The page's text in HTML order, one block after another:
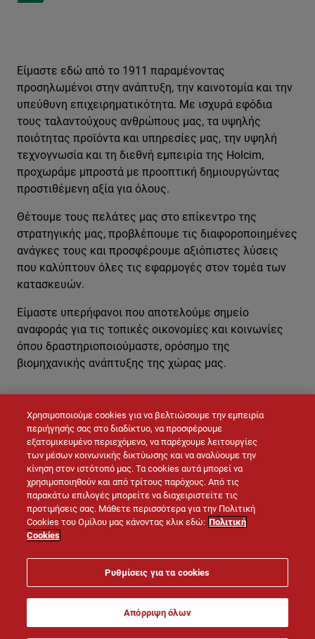
ΕΠΙΚΟΙΝΩΝΉΣΤΕ ΜΑΖΊ ΜΑΣ
Είμαστε εδώ από το 1911 παραμένοντας
προσηλωμένοι στην ανάπτυξη, την καινοτομία και την
υπεύθυνη επιχειρηματικότητα. Με ισχυρά εφόδια
τους ταλαντούχους ανθρώπους μας, τα υψηλής
ποιότητας προϊόντα και υπηρεσίες μας, την υψηλή
τεχνογνωσία και τη διεθνή εμπειρία της Holcim,
προχωράμε μπροστά με προοπτική δημιουργώντας
προστιθέμενη αξία για όλους.
Θέτουμε τους πελάτες μας στο επίκεντρο της
στρατηγικής μας, προβλέπουμε τις διαφοροποιημένες
ανάγκες τους και προσφέρουμε αξιόπιστες λύσεις
που καλύπτουν όλες τις εφαρμογές στον τομέα των
κατασκευών.
Είμαστε υπερήφανοι που αποτελούμε σημείο
αναφοράς για τις τοπικές οικονομίες και κοινωνίες
όπου δραστηριοποιούμαστε, ορόσημο της
βιομηχανικής ανάπτυξης της χώρας μας.
Site map Επικοινωνία
Νομική σημείωση
Χρησιμοποιούμε cookies για να βελτιώσουμε την εμπειρία
περιήγησής σας στο διαδίκτυο, να προσφέρουμε
εξατομικευμένο περιεχόμενο, να παρέχουμε λειτουργίες
των μέσων κοινωνικής δικτύωσης και να αναλύουμε την
κίνηση στον ιστότοπό μας. Τα cookies αυτά μπορεί να
χρησιμοποιηθούν και από τρίτους παρόχους. Από τις
παρακάτω επιλογές μπορείτε να διαχειριστείτε τις
προτιμήσεις σας. Μάθετε περισσότερα για την Πολιτική
Cookies του Ομίλου μας κάνοντας κλικ εδώ: Πολιτική
Cookies
Ρυθμίσεις για τα cookies
Απόρριψη όλων